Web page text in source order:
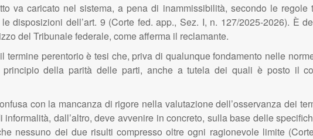
va caricato nel sistema, a pena di inammissibilità, secondo le regole
disposizioni dell’art. 9 (Corte fed. app., Sez. I, n. 127/2025-2026). È
del Tribunale federale, come afferma il reclamante.
perentorio è tesi che, priva di qualunque fondamento nelle
della parità delle parti, anche a tutela dei quali è posto il
con la mancanza di rigore nella valutazione dell’osservanza dei
dall’altro, deve avvenire in concreto, sulla base delle
nessuno dei due risulti compresso oltre ogni ragionevole limite